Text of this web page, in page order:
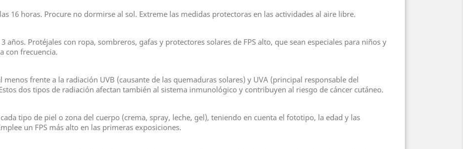
16 horas. Procure no dormirse al sol. Extreme las medidas protectoras en las actividades al aire libre.
años. Protéjales con ropa, sombreros, gafas y protectores solares de FPS alto, que sean especiales para niños y
con frecuencia.
frente a la radiación UVB (causante de las quemaduras solares) y UVA (principal responsable del
dos tipos de radiación afectan también al sistema inmunológico y contribuyen al riesgo de cáncer cutáneo.
tipo de piel o zona del cuerpo (crema, spray, leche, gel), teniendo en cuenta el fototipo, la edad y las
un FPS más alto en las primeras exposiciones.